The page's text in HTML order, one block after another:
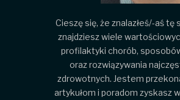
Cieszę się, że znalazłeś/-aś
znajdziesz wiele
profilaktyki chorób,
oraz rozwiązywania
zdrowotnych. Jestem
artykułom i poradom zyskasz